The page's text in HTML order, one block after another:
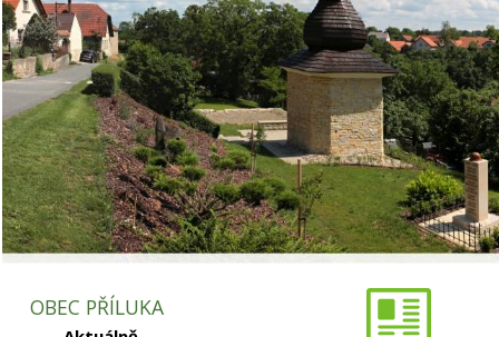
OBEC PŘÍLUKA